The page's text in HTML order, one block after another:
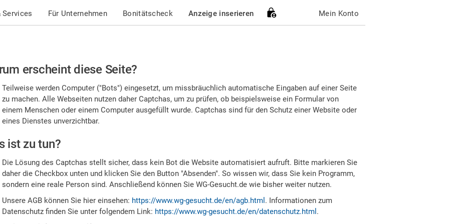
Services Für Unternehmen Bonitätscheck Anzeige inserieren Mein Konto
erscheint diese Seite?
Teilweise werden Computer ("Bots") eingesetzt, um missbräuchlich automatische Eingaben auf einer Seite
zu machen. Alle Webseiten nutzen daher Captchas, um zu prüfen, ob beispielsweise ein Formular von
einem Menschen oder einem Computer ausgefüllt wurde. Captchas sind für den Schutz einer Website oder
eines Dienstes unverzichtbar.
ist zu tun?
Die Lösung des Captchas stellt sicher, dass kein Bot die Website automatisiert aufruft. Bitte markieren Sie
daher die Checkbox unten und klicken Sie den Button "Absenden". So wissen wir, dass Sie kein Programm,
sondern eine reale Person sind. Anschließend können Sie WG-Gesucht.de wie bisher weiter nutzen.
Unsere AGB können Sie hier einsehen: https://www.wg-gesucht.de/en/agb.html . Informationen zum
Datenschutz finden Sie unter folgendem Link: https://www.wg-gesucht.de/en/datenschutz.html .